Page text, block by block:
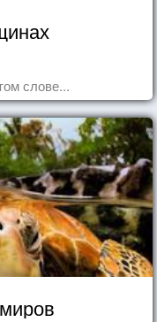
слове...